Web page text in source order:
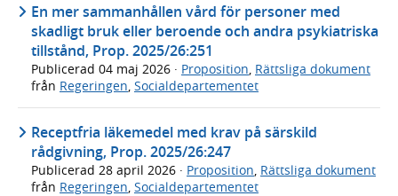
En mer sammanhållen vård för personer med
skadligt bruk eller beroende och andra psykiatriska
tillstånd, Prop. 2025/26:251
Publicerad 04 maj 2026 · Proposition, Rättsliga dokument
från Regeringen, Socialdepartementet
Receptfria läkemedel med krav på särskild
rådgivning, Prop. 2025/26:247
Publicerad 28 april 2026 · Proposition Rättsliga dokument
från Regeringen Socialdepartementet